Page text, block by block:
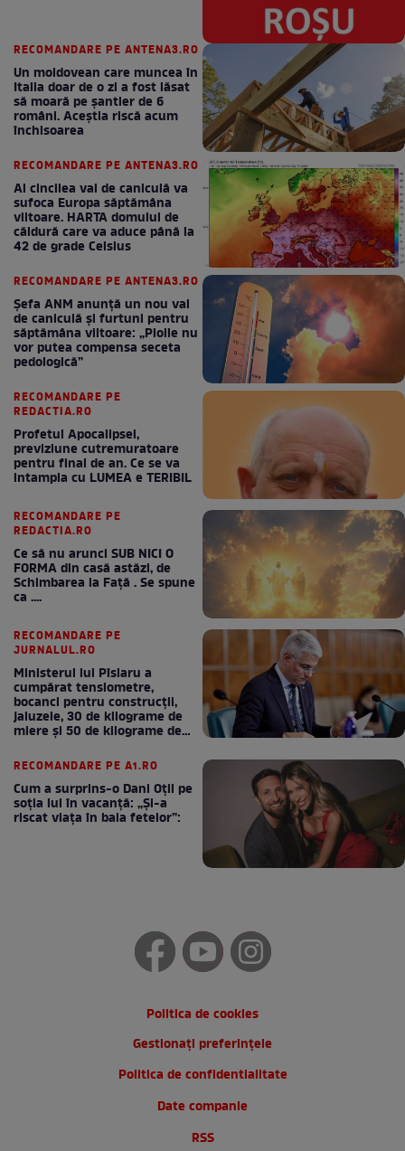
RECOMANDARE PE ANTENA3.RO
Un moldovean care muncea în
Italia doar de o zi a fost lăsat
să moară pe şantier de 6
români. Aceștia riscă acum
închisoarea
RECOMANDARE PE ANTENA3.RO
Al cincilea val de caniculă va
sufoca Europa săptămâna
viitoare. HARTA domului de
căldură care va aduce până la
42 de grade Celsius
RECOMANDARE PE ANTENA3.RO
Șefa ANM anunță un nou val
de caniculă și furtuni pentru
săptămâna viitoare: „Ploile nu
vor putea compensa seceta
pedologică”
RECOMANDARE PE
REDACTIA.RO
Profetul Apocalipsei,
previziune cutremuratoare
pentru final de an. Ce se va
intampla cu LUMEA e TERIBIL
RECOMANDARE PE
REDACTIA.RO
Ce să nu arunci SUB NICI O
FORMA din casă astăzi, de
Schimbarea la Față . Se spune
ca ....
RECOMANDARE PE
JURNALUL.RO
Ministerul lui Pîslaru a
cumpărat tensiometre,
bocanci pentru construcții,
jaluzele, 30 de kilograme de
miere și 50 de kilograme de
RECOMANDARE PE A1.RO
Cum a surprins-o Dani Oțil pe
soția lui în vacanță: „Și-a
riscat viața în baia fetelor”:
Politica de cookies
Gestionați preferințele
Politica de confidentialitate
Date companie
RSS